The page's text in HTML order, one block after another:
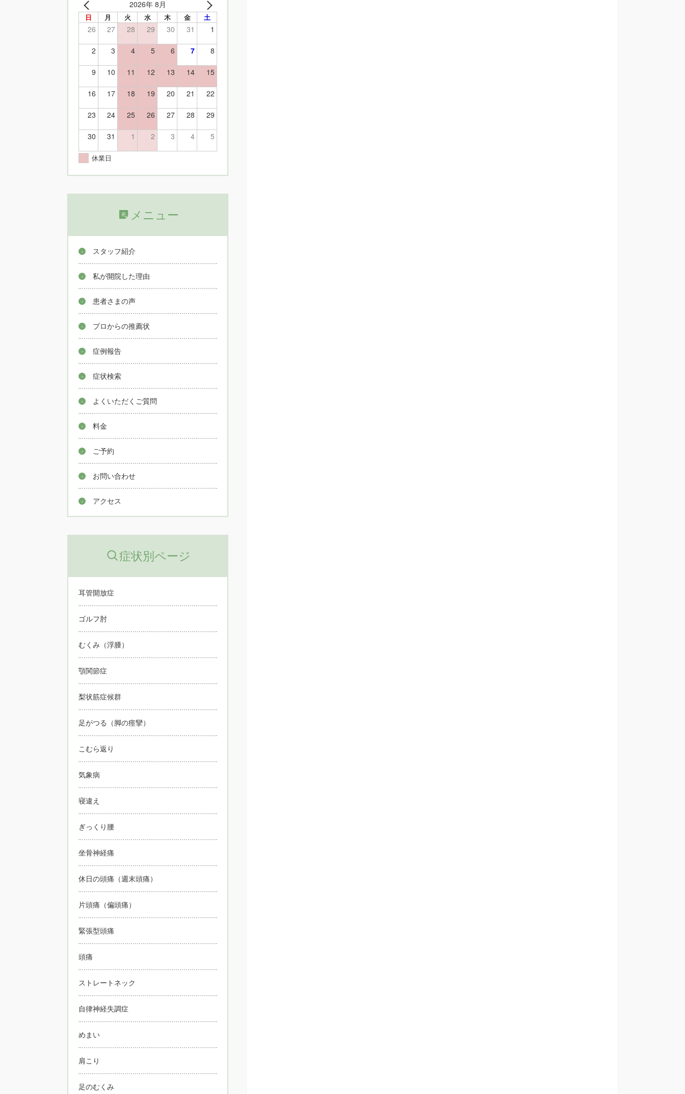
2026年 8月
日 月 火 水 木 金 土
26 27 28 29 30 31 1
2 3 4 5 6 7 8
9 10 11 12 13 14 15
16 17 18 19 20 21 22
23 24 25 26 27 28 29
30 31 1 2 3 4 5
休業日
メニュー
スタッフ紹介
私が開院した理由
患者さまの声
プロからの推薦状
症例報告
症状検索
よくいただくご質問
料金
ご予約
お問い合わせ
アクセス
症状別ページ
耳管開放症
ゴルフ肘
むくみ（浮腫）
顎関節症
梨状筋症候群
足がつる（脚の痙攣）
こむら返り
気象病
寝違え
ぎっくり腰
坐骨神経痛
休日の頭痛（週末頭痛）
片頭痛（偏頭痛）
緊張型頭痛
頭痛
ストレートネック
自律神経失調症
めまい
肩こり
足のむくみ